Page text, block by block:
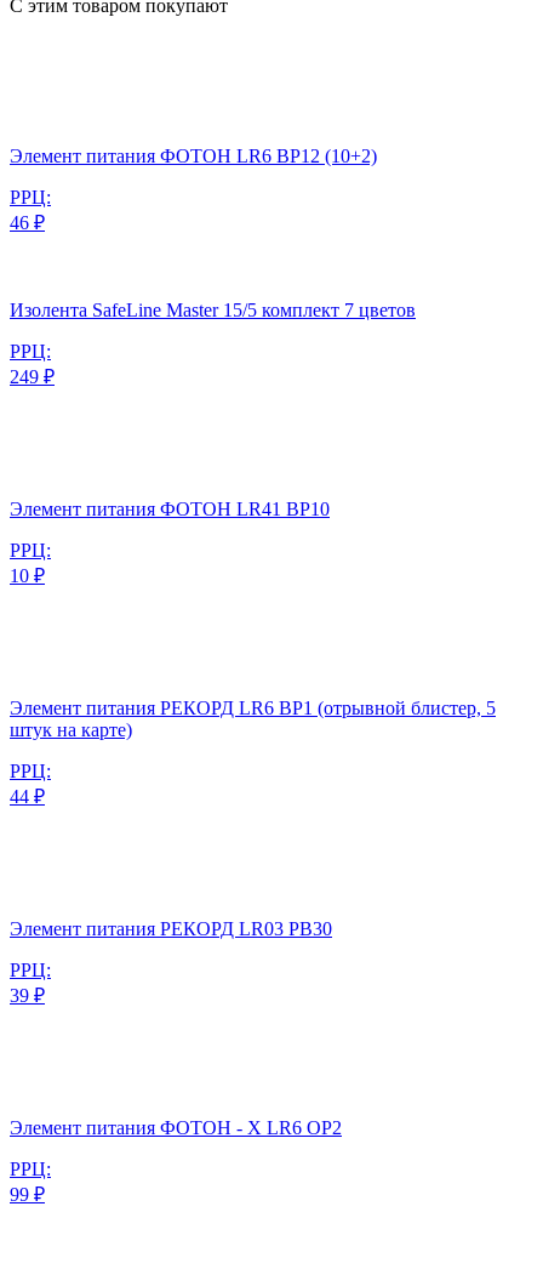
С этим товаром покупают
Элемент питания ФОТОН LR6 BP12 (10+2)
РРЦ:
46 ₽
Изолента SafeLine Master 15/5 комплект 7 цветов
РРЦ:
249 ₽
Элемент питания ФОТОН LR41 BP10
РРЦ:
10 ₽
Элемент питания РЕКОРД LR6 BP1 (отрывной блистер, 5
штук на карте)
РРЦ:
44 ₽
Элемент питания РЕКОРД LR03 PB30
РРЦ:
39 ₽
Элемент питания ФОТОН - Х LR6 OP2
РРЦ:
99 ₽